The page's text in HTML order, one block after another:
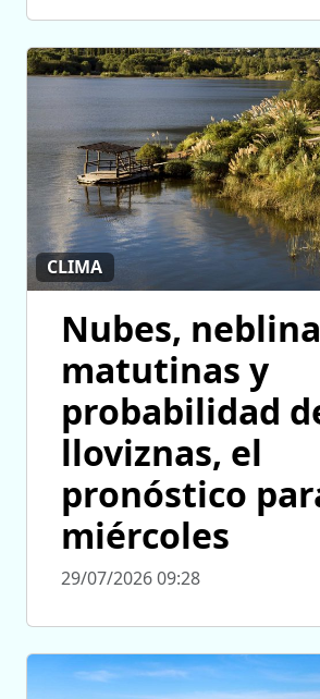
CLIMA
Nubes,
matutinas y
probabilidad
lloviznas, el
pronóstico
miércoles
29/07/2026 09:28